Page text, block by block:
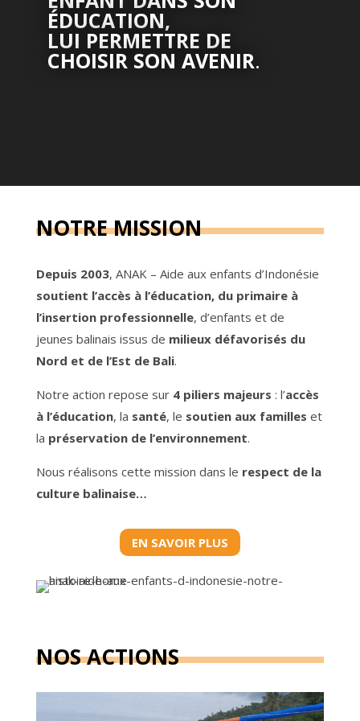
ÉDUCATION,
LUI PERMETTRE DE
CHOISIR SON AVENIR.
NOTRE MISSION
Depuis 2003, ANAK – Aide aux enfants d’Indonésie
soutient l’accès à l’éducation, du primaire à
l’insertion professionnelle, d’enfants et de
jeunes balinais issus de milieux défavorisés du
Nord et de l’Est de Bali.
Notre action repose sur4 piliers majeurs : l’accès
à l’éducation, la santé, le soutien aux familles et
la préservation de l’environnement.
Nous réalisons cette mission dans le respect de la
culture balinaise…
EN SAVOIR PLUS
NOS ACTIONS